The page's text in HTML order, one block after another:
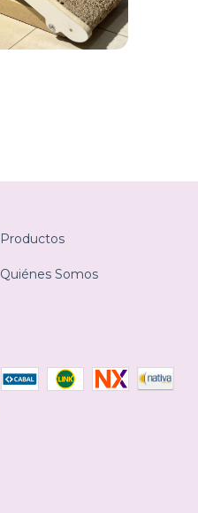
Productos
Quiénes Somos